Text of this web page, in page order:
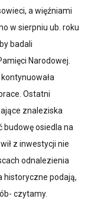
a więźniami
w sierpniu ub. roku
badali
Narodowej.
Ostatni
znaleziska
budowę osiedla na
z inwestycji nie
odnalezienia
historyczne podają,
czytamy.